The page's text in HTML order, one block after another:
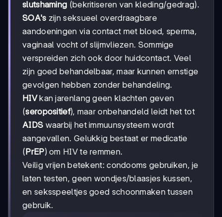
slutshaming (bekritiseren van kleding/gedrag).
SOA's zijn seksueel overdraagbare
aandoeningen via contact met bloed, sperma,
vaginaal vocht of slijmvliezen. Sommige
verspreiden zich ook door huidcontact. Veel
zijn goed behandelbaar, maar kunnen ernstige
gevolgen hebben zonder behandeling.
HIVkan jarenlang geen klachten geven
(seropositief), maar onbehandeld leidt het tot
AIDS waarbij het immuunsysteem wordt
aangevallen. Gelukkig bestaat er medicatie
(PrEP) om HIV te remmen.
Veilig vrijen betekent: condooms gebruiken, je
laten testen, geen wondjes/blaasjes kussen,
en seksspeeltjes goed schoonmaken tussen
gebruik.